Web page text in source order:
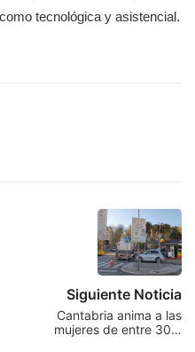
tecnológica y asistencial.
Siguiente Noticia
Cantabria anima a las
mujeres de entre 30…